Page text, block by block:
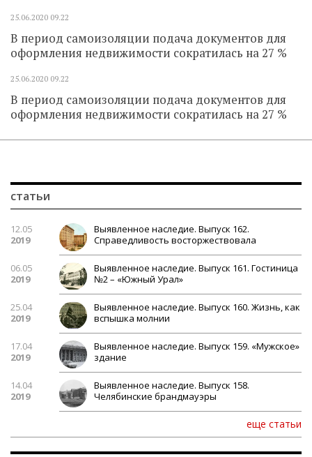
25.06.2020 09.22
В период самоизоляции подача документов для
оформления недвижимости сократилась на 27 %
25.06.2020 09.22
В период самоизоляции подача документов для
оформления недвижимости сократилась на 27 %
статьи
12.05
2019
Выявленное наследие. Выпуск 162.
Справедливость восторжествовала
06.05
2019
Выявленное наследие. Выпуск 161. Гостиница
№2 – «Южный Урал»
25.04
2019
Выявленное наследие. Выпуск 160. Жизнь, как
вспышка молнии
17.04
2019
Выявленное наследие. Выпуск 159. «Мужское»
здание
14.04
2019
Выявленное наследие. Выпуск 158.
Челябинские брандмауэры
еще статьи